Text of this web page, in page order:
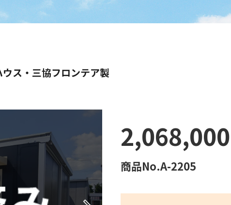
ス・三協フロンテア製
2,068,000
商品No.A-2205